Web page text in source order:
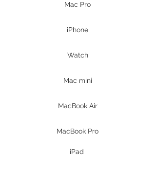
Mac Pro
iPhone
Watch
Mac mini
MacBook Air
MacBook Pro
iPad